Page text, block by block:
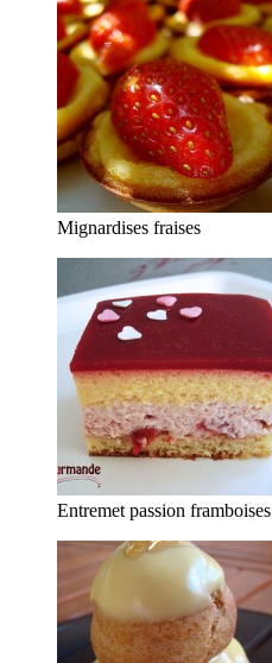
Mignardises fraises
Entremet passion framboises